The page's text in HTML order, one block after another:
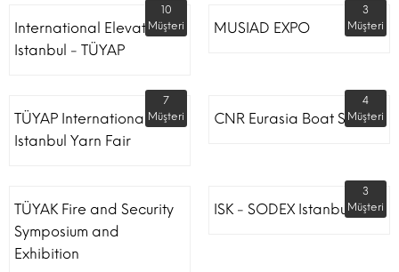
International Elevator
Istanbul - TÜYAP
10
Müşteri
MUSIAD EXPO
3
Müşteri
TÜYAP International
Istanbul Yarn Fair
7
Müşteri
CNR Eurasia Boat Show
4
Müşteri
TÜYAK Fire and Security
Symposium and
Exhibition
ISK - SODEX Istanbul
3
Müşteri